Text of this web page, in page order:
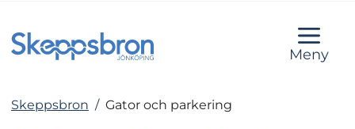
Meny
Skeppsbron / Gator och parkering